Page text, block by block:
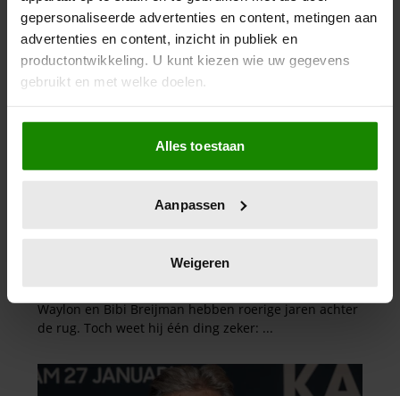
gepersonaliseerde advertenties en content, metingen aan
advertenties en content, inzicht in publiek en
productontwikkeling. U kunt kiezen wie uw gegevens
gebruikt en met welke doelen.
Als u het toestaat, willen we ook graag:
Informatie verzamelen over uw geografische
locatie, die tot een paar meter nauwkeurig kan zijn
scannen op specifieke eigenschappen (fingerprinting)
verwerkt en stel uw voorkeuren in het
intrekken in de Cookieverklaring.
personaliseren, om functies voor social media te bieden
en om ons websiteverkeer te analyseren. Ook delen we
Alles toestaan
Aanpassen
Weigeren